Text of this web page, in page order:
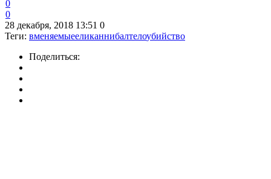
0
0
28 декабря, 2018 13:51 0
Теги: вменяемыееликаннибалтелоубийство
Поделиться: